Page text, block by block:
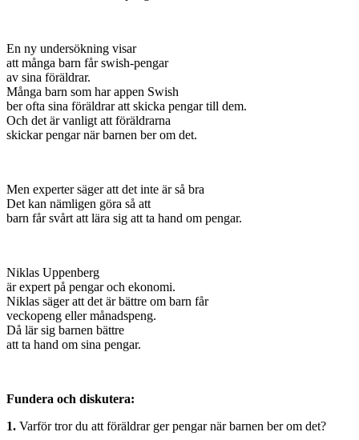
En ny undersökning visar
att många barn får swish-pengar
av sina föräldrar.
Många barn som har appen Swish
ber ofta sina föräldrar att skicka pengar till dem.
Och det är vanligt att föräldrarna
skickar pengar när barnen ber om det.
Men experter säger att det inte är så bra
Det kan nämligen göra så att
barn får svårt att lära sig att ta hand om pengar.
Niklas Uppenberg
är expert på pengar och ekonomi.
Niklas säger att det är bättre om barn får
veckopeng eller månadspeng.
Då lär sig barnen bättre
att ta hand om sina pengar.
Fundera och diskutera:
1. Varför tror du att föräldrar ger pengar när barnen ber om det?